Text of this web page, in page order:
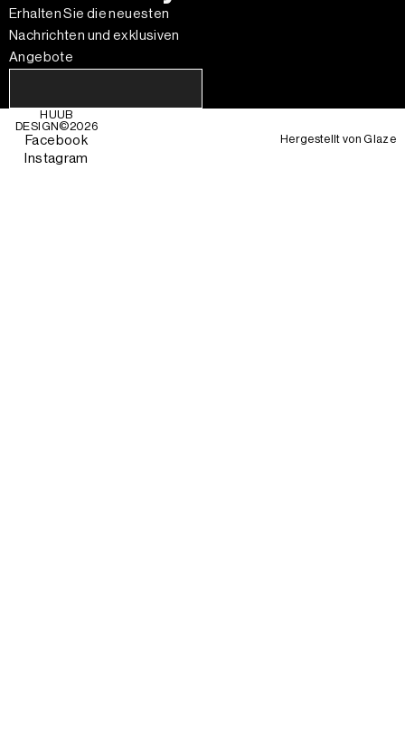
Erhalten Sie die neuesten
Nachrichten und exklusiven
Angebote
HUUB
DESIGN©2026
Facebook
Instagram
Hergestellt vonGlaze